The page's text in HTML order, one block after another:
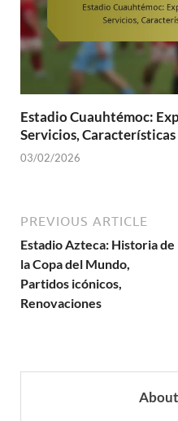
Estadio Cuauhtémoc:
Servicios,
03/02/2026
PREVIOUS ARTICLE
Estadio Azteca: Historia de
la Copa del Mundo,
Partidos icónicos,
Renovaciones